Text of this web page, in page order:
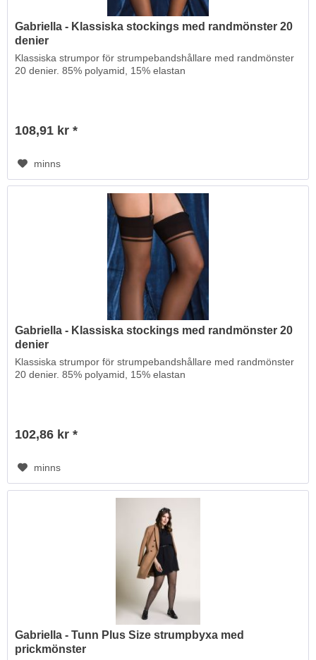
Gabriella - Klassiska stockings med randmönster 20
denier
Klassiska strumpor för strumpebandshållare med randmönster
20 denier. 85% polyamid, 15% elastan
108,91 kr *
minns
Gabriella - Klassiska stockings med randmönster 20
denier
Klassiska strumpor för strumpebandshållare med randmönster
20 denier. 85% polyamid, 15% elastan
102,86 kr *
minns
Gabriella - Tunn Plus Size strumpbyxa med
prickmönster